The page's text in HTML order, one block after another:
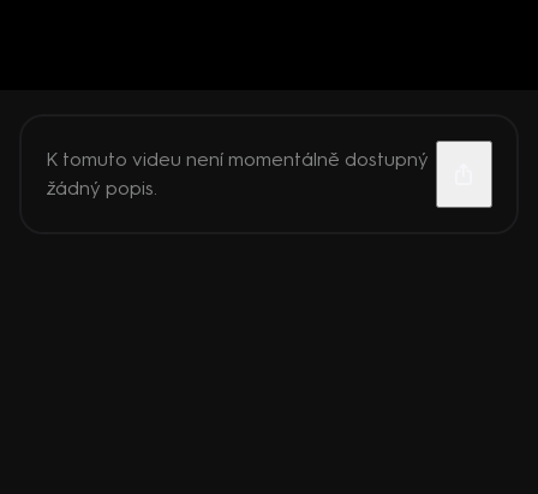
K tomuto videu není momentálně dostupný
žádný popis.